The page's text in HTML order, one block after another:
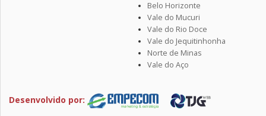
Belo Horizonte
Vale do Mucuri
Vale do Rio Doce
Vale do Jequitinhonha
Norte de Minas
Vale do Aço
Desenvolvido por: